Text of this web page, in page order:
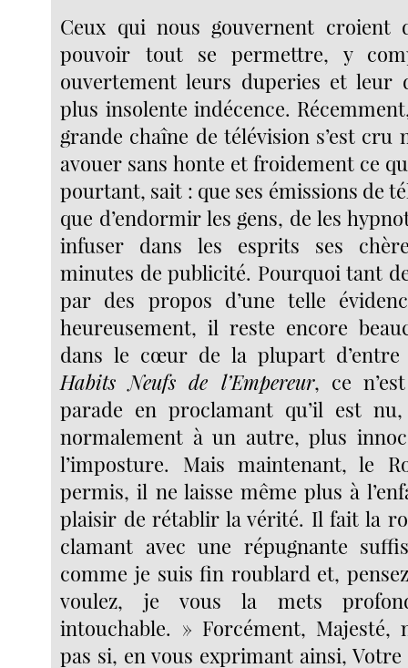
Ceux qui nous gouvernent croient
pouvoir tout se permettre, y
ouvertement leurs duperies et leur
plus insolente indécence.
grande chaîne de télévision s’est cru
avouer sans honte et froidement ce
pourtant, sait : que ses émissions de
que d’endormir les gens, de les
infuser dans les esprits ses
minutes de publicité. Pourquoi tant
par des propos d’une telle
heureusement, il reste encore
dans le cœur de la plupart
Habits Neufs de l’Empereur, ce
parade en proclamant qu’il est
normalement à un autre, plus
l’imposture. Mais maintenant, le
permis, il ne laisse même plus à
plaisir de rétablir la vérité. Il fait la
clamant avec une répugnante
comme je suis fin roublard et,
voulez, je vous la mets
intouchable. » Forcément, Majesté,
pas si, en vous exprimant ainsi, Votre